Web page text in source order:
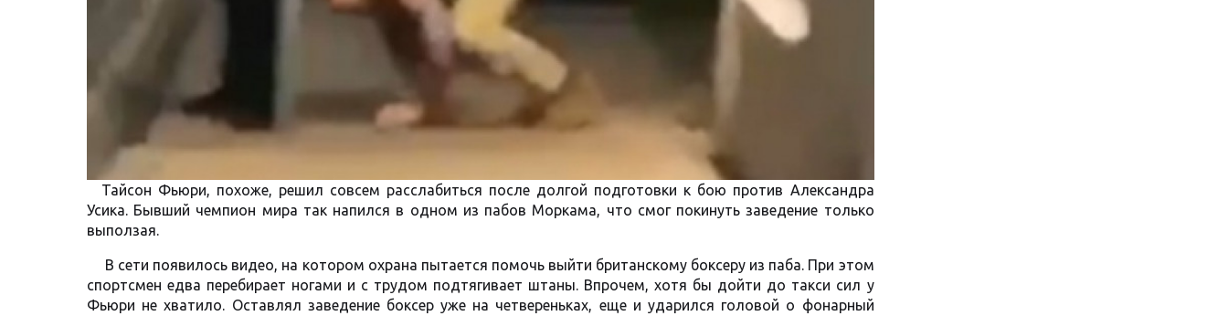
Тайсон Фьюри, похоже, решил совсем расслабиться после долгой подготовки к бою против Александра
Усика. Бывший чемпион мира так напился в одном из пабов Моркама, что смог покинуть заведение только
выползая.
В сети появилось видео, на котором охрана пытается помочь выйти британскому боксеру из паба. При этом
спортсмен едва перебирает ногами и с трудом подтягивает штаны. Впрочем, хотя бы дойти до такси сил у
Фьюри не хватило. Оставлял заведение боксер уже на четвереньках, еще и ударился головой о фонарный